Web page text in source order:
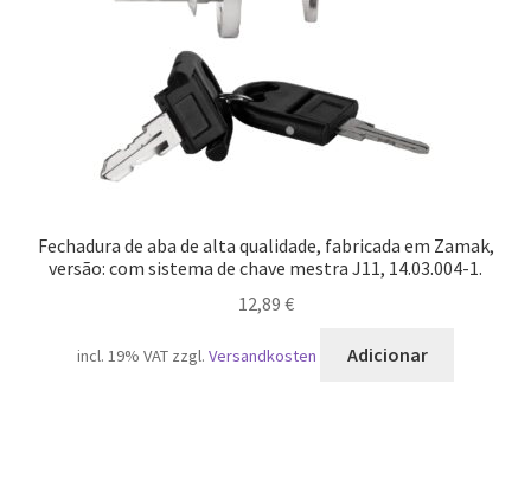
Fechadura de aba de alta qualidade, fabricada em Zamak,
versão: com sistema de chave mestra J11, 14.03.004-1.
12,89 €
incl. 19% VAT zzgl. Versandkosten Adicionar